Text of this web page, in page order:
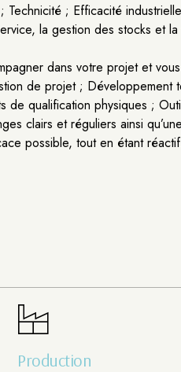
; Efficacité
la gestion des stocks et
dans votre projet et
de projet ; Développement
de qualification physiques ;
clairs et réguliers ainsi
possible, tout en étant
Production